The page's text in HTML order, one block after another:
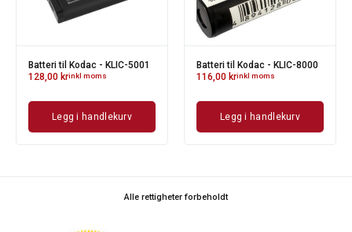
Batteri til Kodac - KLIC-5001
128,00 krinkl moms
Legg i handlekurv
Batteri til Kodac - KLIC-8000
116,00 krinkl moms
Legg i handlekurv
Alle rettigheter forbeholdt